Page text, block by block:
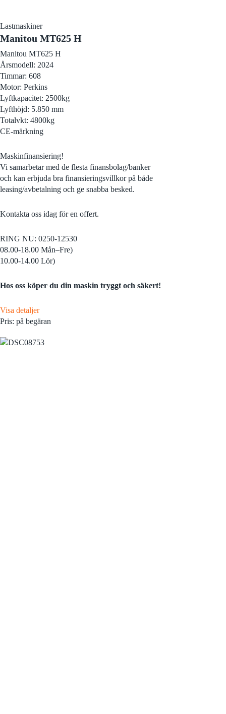
Lastmaskiner
Manitou MT625 H
Manitou MT625 H
Årsmodell: 2024
Timmar: 608
Motor: Perkins
Lyftkapacitet: 2500kg
Lyfthöjd: 5.850 mm
Totalvkt: 4800kg
CE-märkning
Maskinfinansiering!
Vi samarbetar med de flesta finansbolag/banker
och kan erbjuda bra finansieringsvillkor på både
leasing/avbetalning och ge snabba besked.
Kontakta oss idag för en offert.
RING NU: 0250-12530
08.00-18.00 Mån–Fre)
10.00-14.00 Lör)
Hos oss köper du din maskin tryggt och säkert!
Visa detaljer
Pris: på begäran